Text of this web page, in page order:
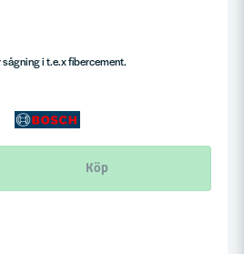
i t.e.x fibercement.
Köp